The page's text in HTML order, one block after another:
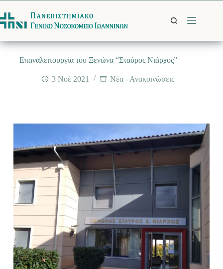
στο
περιεχόμενο
Επαναλειτουργία του Ξενώνα “Σταύρος Νιάρχος”
3 Νοέ 2021 Νέα - Ανακοινώσεις